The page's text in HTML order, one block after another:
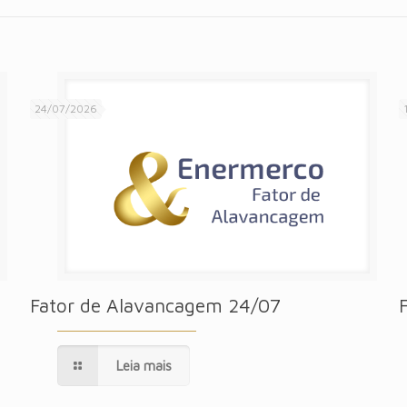
24/07/2026
Fator de Alavancagem 24/07
Leia mais